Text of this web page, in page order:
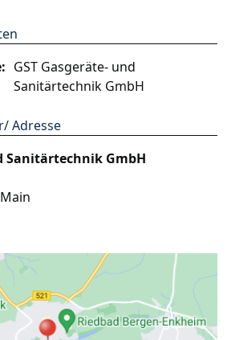
GST Gasgeräte- und
Sanitärtechnik GmbH
Adresse
Sanitärtechnik GmbH